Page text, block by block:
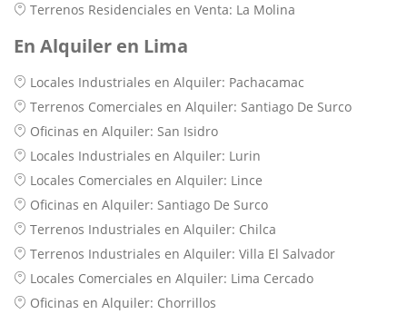
Terrenos Residenciales en Venta: La Molina
En Alquiler en Lima
Locales Industriales en Alquiler: Pachacamac
Terrenos Comerciales en Alquiler: Santiago De Surco
Oficinas en Alquiler: San Isidro
Locales Industriales en Alquiler: Lurin
Locales Comerciales en Alquiler: Lince
Oficinas en Alquiler: Santiago De Surco
Terrenos Industriales en Alquiler: Chilca
Terrenos Industriales en Alquiler: Villa El Salvador
Locales Comerciales en Alquiler: Lima Cercado
Oficinas en Alquiler: Chorrillos